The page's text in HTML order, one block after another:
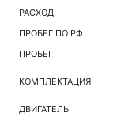
РАСХОД
ПРОБЕГ ПО РФ
ПРОБЕГ
КОМПЛЕКТАЦИЯ
ДВИГАТЕЛЬ